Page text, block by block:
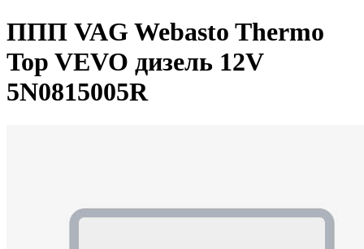
ППП VAG Webasto Thermo
Top VEVO дизель 12V
5N0815005R